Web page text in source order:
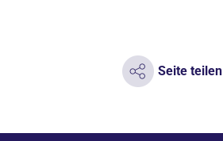
Seite teilen